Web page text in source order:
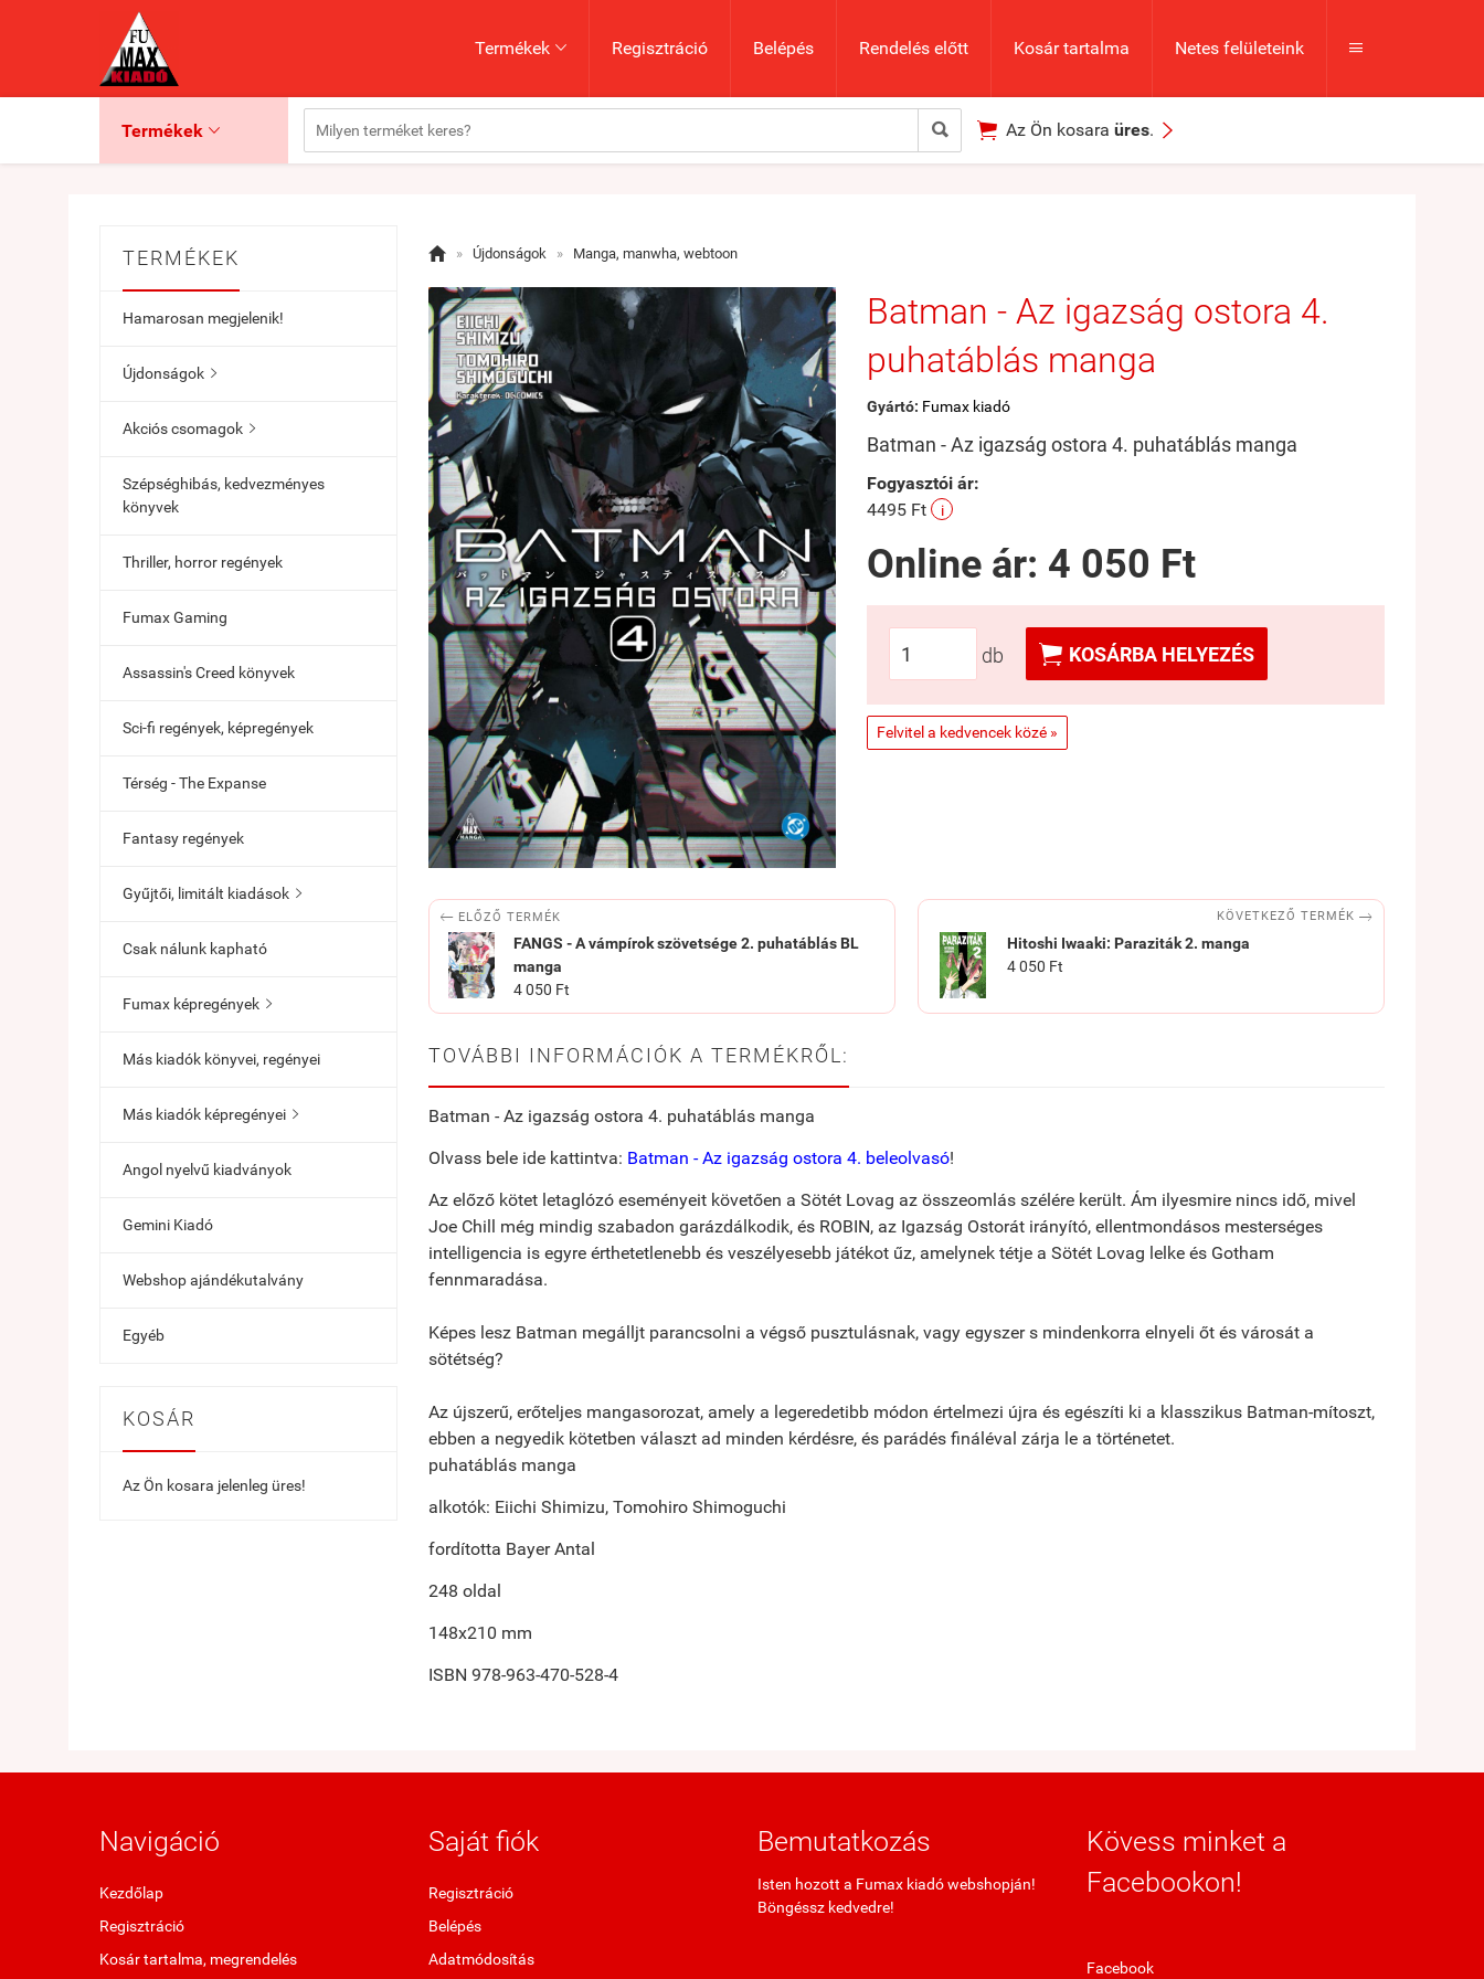
Termékek  Regisztráció Belépés Rendelés előtt Kosár tartalma Netes felületeink 
Termékek    Az Ön kosara üres. 
TERMÉKEK
Hamarosan megjelenik!
Újdonságok 
Akciós csomagok 
Szépséghibás, kedvezményes
könyvek
Thriller, horror regények
Fumax Gaming
Assassin's Creed könyvek
Sci-fi regények, képregények
Térség - The Expanse
Fantasy regények
Gyűjtői, limitált kiadások 
Csak nálunk kapható
Fumax képregények 
Más kiadók könyvei, regényei
Más kiadók képregényei 
Angol nyelvű kiadványok
Gemini Kiadó
Webshop ajándékutalvány
Egyéb
KOSÁR
Az Ön kosara jelenleg üres!
 » Újdonságok » Manga, manwha, webtoon
Batman - Az igazság ostora 4.
puhatáblás manga
Gyártó: Fumax kiadó
Batman - Az igazság ostora 4. puhatáblás manga
Fogyasztói ár:
4495 Ft
i
Online ár: 4 050 Ft
db  KOSÁRBA HELYEZÉS
Felvitel a kedvencek közé »
 ELŐZŐ TERMÉK
FANGS - A vámpírok szövetsége 2. puhatáblás BL
manga
4 050 Ft
KÖVETKEZŐ TERMÉK 
Hitoshi Iwaaki: Paraziták 2. manga
4 050 Ft
TOVÁBBI INFORMÁCIÓK A TERMÉKRŐL:
Batman - Az igazság ostora 4. puhatáblás manga
Olvass bele ide kattintva: Batman - Az igazság ostora 4. beleolvasó!
Az előző kötet letaglózó eseményeit követően a Sötét Lovag az összeomlás szélére került. Ám ilyesmire nincs idő, mivel
Joe Chill még mindig szabadon garázdálkodik, és ROBIN, az Igazság Ostorát irányító, ellentmondásos mesterséges
intelligencia is egyre érthetetlenebb és veszélyesebb játékot űz, amelynek tétje a Sötét Lovag lelke és Gotham
fennmaradása.
Képes lesz Batman megálljt parancsolni a végső pusztulásnak, vagy egyszer s mindenkorra elnyeli őt és városát a
sötétség?
Az újszerű, erőteljes mangasorozat, amely a legeredetibb módon értelmezi újra és egészíti ki a klasszikus Batman-mítoszt,
ebben a negyedik kötetben választ ad minden kérdésre, és parádés fináléval zárja le a történetet.
puhatáblás manga
alkotók: Eiichi Shimizu, Tomohiro Shimoguchi
fordította Bayer Antal
248 oldal
148x210 mm
ISBN 978-963-470-528-4
Navigáció
Kezdőlap
Regisztráció
Kosár tartalma, megrendelés
Saját fiók
Regisztráció
Belépés
Adatmódosítás
Bemutatkozás
Isten hozott a Fumax kiadó webshopján!
Böngéssz kedvedre!
Kövess minket a
Facebookon!
Facebook